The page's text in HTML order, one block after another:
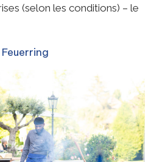
(selon les conditions) – le